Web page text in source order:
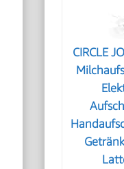
CIRCLE